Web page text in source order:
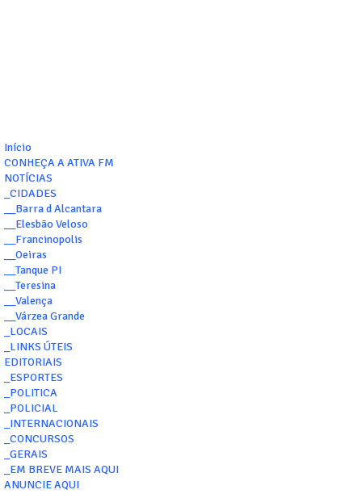
Início
CONHEÇA A ATIVA FM
NOTÍCIAS
_CIDADES
__Barra d Alcantara
__Elesbão Veloso
__Francinopolis
__Oeiras
__Tanque PI
__Teresina
__Valença
__Várzea Grande
_LOCAIS
_LINKS ÚTEIS
EDITORIAIS
_ESPORTES
_POLITICA
_POLICIAL
_INTERNACIONAIS
_CONCURSOS
_GERAIS
_EM BREVE MAIS AQUI
ANUNCIE AQUI